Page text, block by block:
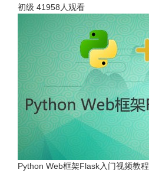
初级 41958人观看
Python Web框架Flask入门视频教程